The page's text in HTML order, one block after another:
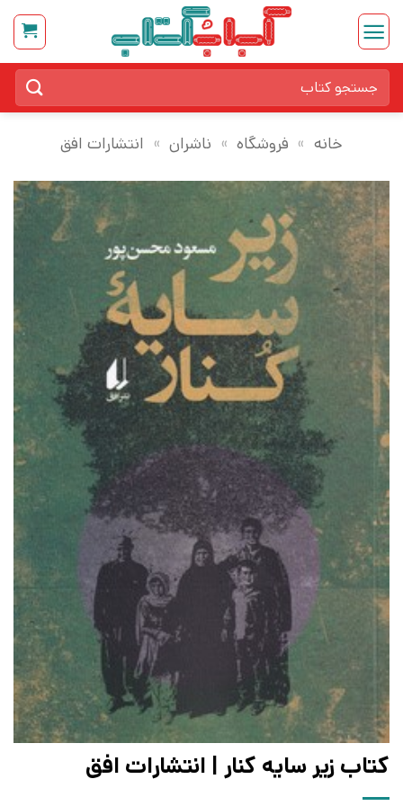
Skip
content
برای:
خانه » فروشگاه » ناشران » انتشارات افق
کتاب زیر سایه کنار | انتشارات افق